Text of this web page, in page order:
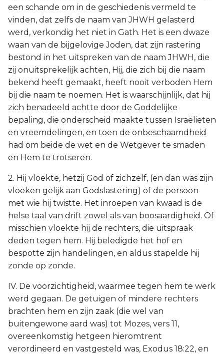
een schande om in de geschiedenis vermeld te
vinden, dat zelfs de naam van JHWH gelasterd
werd, verkondig het niet in Gath. Het is een dwaze
waan van de bijgelovige Joden, dat zijn rastering
bestond in het uitspreken van de naam JHWH, die
zij onuitsprekelijk achten, Hij, die zich bij die naam
bekend heeft gemaakt, heeft nooit verboden Hem
bij die naam te noemen. Het is waarschijnlijk, dat hij
zich benadeeld achtte door de Goddelijke
bepaling, die onderscheid maakte tussen Israëlieten
en vreemdelingen, en toen de onbeschaamdheid
had om beide de wet en de Wetgever te smaden
en Hem te trotseren.
2. Hij vloekte, hetzij God of zichzelf, (en dan was zijn
vloeken gelijk aan Godslastering) of de persoon
met wie hij twistte. Het inroepen van kwaad is de
helse taal van drift zowel als van boosaardigheid. Of
misschien vloekte hij de rechters, die uitspraak
deden tegen hem. Hij beledigde het hof en
bespotte zijn handelingen, en aldus stapelde hij
zonde op zonde.
IV. De voorzichtigheid, waarmee tegen hem te werk
werd gegaan. De getuigen of mindere rechters
brachten hem en zijn zaak (die wel van
buitengewone aard was) tot Mozes, vers 11,
overeenkomstig hetgeen hieromtrent
verordineerd en vastgesteld was, Exodus 18:22, en